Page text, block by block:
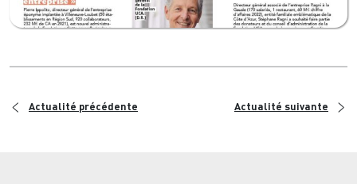
< Actualité précédente >
Actualité suivante